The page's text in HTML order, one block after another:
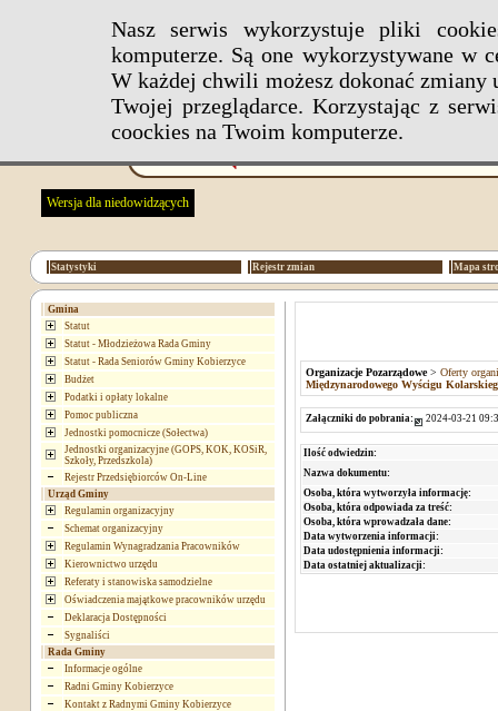
Nasz serwis wykorzystuje pliki
komputerze. Są one wykorzystywane w
W każdej chwili możesz dokonać
Twojej przeglądarce. Korzystając z
coockies na Twoim komputerze.
Wersja dla niedowidzących
Statystyki Rejestr zmian Mapa
Gmina
Statut
Statut - Młodzieżowa Rada Gminy
Statut - Rada Seniorów Gminy Kobierzyce
Budżet
Podatki i opłaty lokalne
Pomoc publiczna
Jednostki pomocnicze (Sołectwa)
Jednostki organizacyjne (GOPS, KOK, KOSiR,
Szkoły, Przedszkola)
Rejestr Przedsiębiorców On-Line
Urząd Gminy
Regulamin organizacyjny
Schemat organizacyjny
Regulamin Wynagradzania Pracowników
Kierownictwo urzędu
Referaty i stanowiska samodzielne
Oświadczenia majątkowe pracowników urzędu
Deklaracja Dostępności
Sygnaliści
Rada Gminy
Informacje ogólne
Radni Gminy Kobierzyce
Kontakt z Radnymi Gminy Kobierzyce
Organizacje Pozarządowe> Oferty
Międzynarodowego Wyścigu
Załączniki do pobrania: 2024-03-21
Ilość odwiedzin:
Nazwa dokumentu:
Osoba, która wytworzyła informację:
Osoba, która odpowiada za treść:
Osoba, która wprowadzała dane:
Data wytworzenia informacji:
Data udostępnienia informacji:
Data ostatniej aktualizacji: